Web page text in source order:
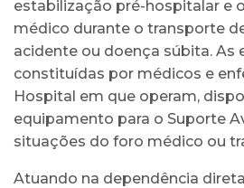
estabilização pré-hospitalar e
médico durante o transporte
acidente ou doença súbita. As
constituídas por médicos e
Hospital em que operam,
equipamento para o Suporte
situações do foro médico ou
Atuando na dependência